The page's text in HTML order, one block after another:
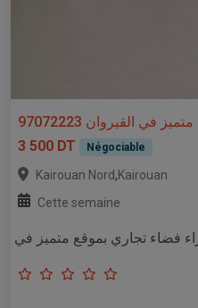
في القيروان 97072223
3 500 DT
Négociable
Kairouan Nord,Kairouan
Cette semaine